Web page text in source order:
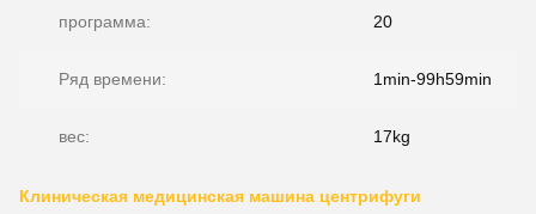
программа: 20
Ряд времени: 1min-99h59min
вес: 17kg
Клиническая медицинская машина центрифуги